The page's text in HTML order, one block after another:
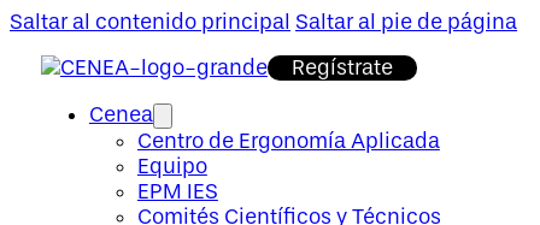
Saltar al contenido principal Saltar al pie de página
Regístrate
Cenea
Centro de Ergonomía Aplicada
Equipo
EPM IES
Comités Científicos y Técnicos